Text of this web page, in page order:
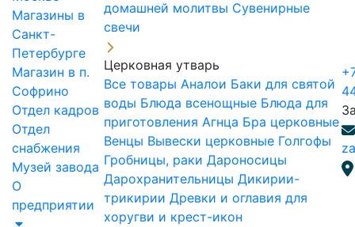
Магазины в
Санкт-
Петербурге
Магазин в п.
Софрино
Отдел кадров
Отдел
снабжения
Музей завода
О
предприятии
домашней молитвы Сувенирные
свечи
Церковная утварь
Все товары Аналои Баки для святой
воды Блюда всенощные Блюда для
приготовления Агнца Бра церковные
Венцы Вывески церковные Голгофы
Гробницы, раки Дароносицы
Дарохранительницы Дикирии-
трикирии Древки и оглавия для
хоругви и крест-икон